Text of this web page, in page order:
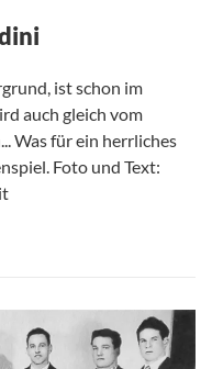
ist schon im
auch gleich vom
Was für ein herrliches
Foto und Text: